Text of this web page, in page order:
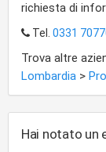
richiesta di
Tel. 0331
Trova altre
Lombardia >
Hai notato un